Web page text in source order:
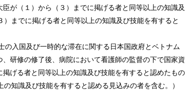
が（１）から（３）までに掲げる者と同等以上の知識及
までに掲げる者と同等以上の知識及び技能を有すると
入国及び一時的な滞在に関する日本国政府とベトナム
研修の修了後、病院において看護師の監督の下で国家資
げる者と同等以上の知識及び技能を有すると認めたもの
知識及び技能を有すると認める見込みの者を含む。）